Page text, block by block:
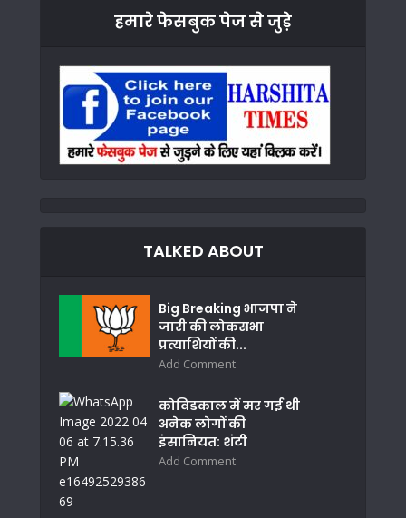
हमारे फेसबुक पेज से जुड़े
TALKED ABOUT
Big Breaking भाजपा ने
जारी की लोकसभा
प्रत्याशियों की...
Add Comment
कोविडकाल में मर गई थी
अनेक लोगों की
इंसानियत: शंटी
Add Comment